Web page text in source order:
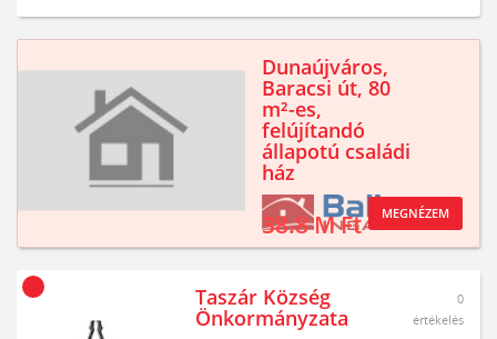
Dunaújváros,
Baracsi út, 80
m²-es,
felújítandó
állapotú családi
ház
38.8 M Ft MEGNÉZEM
Taszár Község
Önkormányzata
0
értékelés